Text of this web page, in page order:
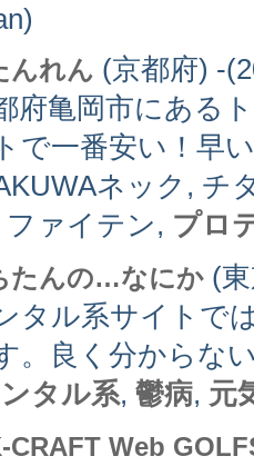
んれん (京都府) -
府亀岡市にある
で一番安い！早
ネック, チ
ファイテン, プロ
たんの…なにか (
タル系サイトで
。良く分からな
タル系, 鬱病, 元
CRAFT Web